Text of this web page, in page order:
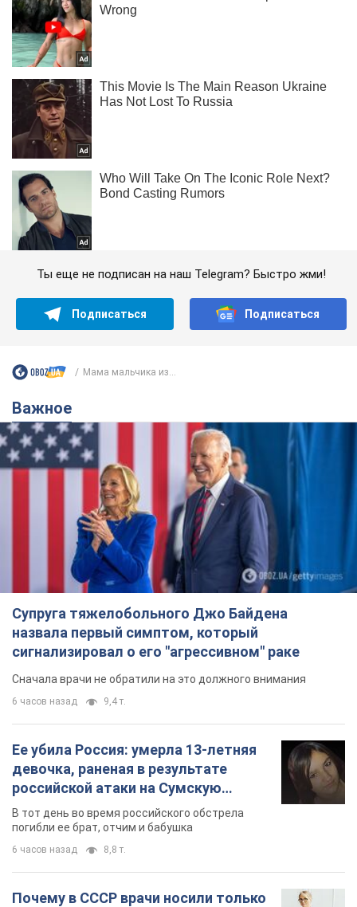
Ты еще не подписан на наш Telegram? Быстро жми!
Подписаться Подписаться
Мама мальчика из...
Важное
Супруга тяжелобольного Джо Байдена
назвала первый симптом, который
сигнализировал о его "агрессивном" раке
Сначала врачи не обратили на это должного внимания
6 часов назад 9,4 т.
Ее убила Россия: умерла 13-летняя
девочка, раненая в результате
российской атаки на Сумскую
область. Фото
В тот день во время российского обстрела
погибли ее брат, отчим и бабушка
6 часов назад 8,8 т.
Почему в СССР врачи носили только